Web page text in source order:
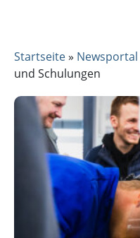
Startseite» Newsportal
und Schulungen